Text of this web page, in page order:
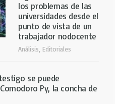
los problemas de las
universidades desde el
punto de vista de un
trabajador nodocente
Análisis Editoriales
se puede
Py, la concha de